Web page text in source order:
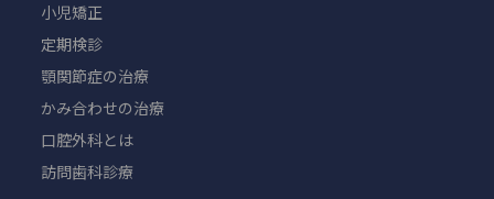
小児矯正
定期検診
顎関節症の治療
かみ合わせの治療
口腔外科とは
訪問歯科診療